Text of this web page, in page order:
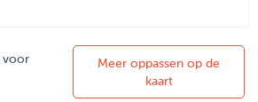
voor
Meer oppassen op de
kaart